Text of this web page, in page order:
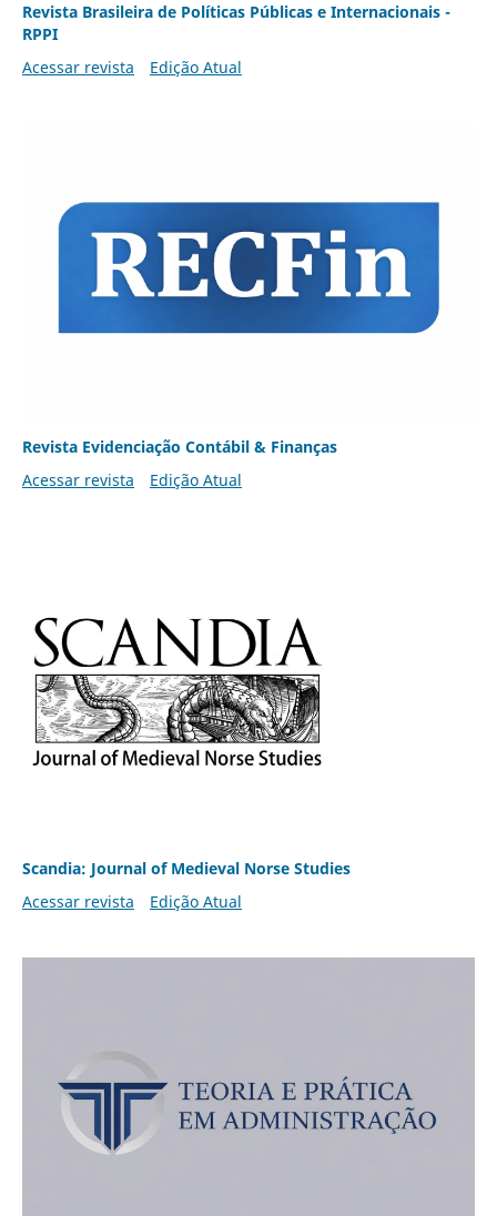
Revista Brasileira de Políticas Públicas e Internacionais -
RPPI
Acessar revista
Edição Atual
Revista Evidenciação Contábil & Finanças
Acessar revista
Edição Atual
Scandia: Journal of Medieval Norse Studies
Acessar revista
Edição Atual